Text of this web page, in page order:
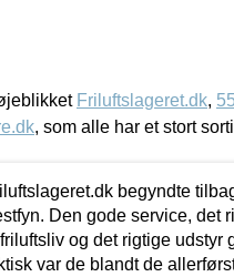
Friluftslageret.dk,
, som alle har et stort
begyndte
Den gode service, det
og det rigtige udstyr
var de blandt de